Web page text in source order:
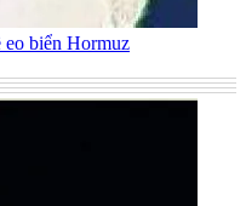
eo biển Hormuz